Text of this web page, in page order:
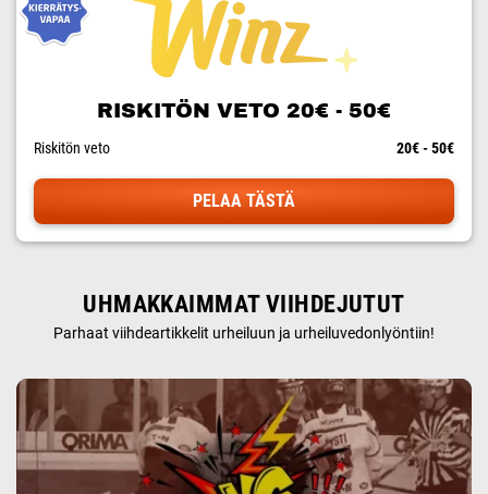
RISKITÖN VETO 20€ - 50€
Riskitön veto 20€ - 50€
PELAA TÄSTÄ
UHMAKKAIMMAT VIIHDEJUTUT
Parhaat viihdeartikkelit urheiluun ja urheiluvedonlyöntiin!